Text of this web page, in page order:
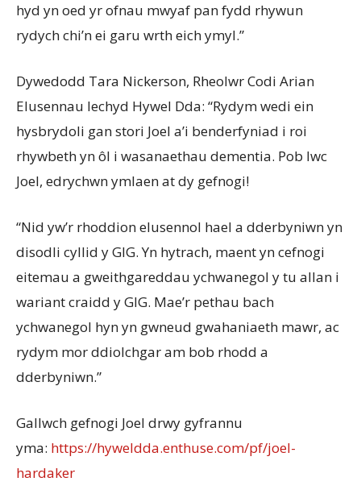
hyd yn oed yr ofnau mwyaf pan fydd rhywun
rydych chi’n ei garu wrth eich ymyl.”
Dywedodd Tara Nickerson, Rheolwr Codi Arian
Elusennau Iechyd Hywel Dda: “Rydym wedi ein
hysbrydoli gan stori Joel a’i benderfyniad i roi
rhywbeth yn ôl i wasanaethau dementia. Pob lwc
Joel, edrychwn ymlaen at dy gefnogi!
“Nid yw’r rhoddion elusennol hael a dderbyniwn yn
disodli cyllid y GIG. Yn hytrach, maent yn cefnogi
eitemau a gweithgareddau ychwanegol y tu allan i
wariant craidd y GIG. Mae’r pethau bach
ychwanegol hyn yn gwneud gwahaniaeth mawr, ac
rydym mor ddiolchgar am bob rhodd a
dderbyniwn.”
Gallwch gefnogi Joel drwy gyfrannu
yma: https://hyweldda.enthuse.com/pf/joel-
hardaker